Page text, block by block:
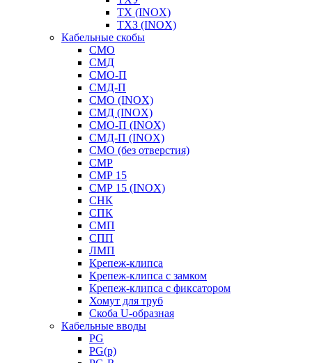
ТХ (INOX)
ТХЗ (INOX)
Кабельные скобы
СМО
СМД
СМО-П
СМД-П
СМО (INOX)
СМД (INOX)
СМО-П (INOX)
СМД-П (INOX)
СМО (без отверстия)
СМР
СМР 15
СМР 15 (INOX)
СНК
СПК
СМП
СПП
ЛМП
Крепеж-клипса
Крепеж-клипса с замком
Крепеж-клипса с фиксатором
Хомут для труб
Скоба U-образная
Кабельные вводы
PG
PG(p)